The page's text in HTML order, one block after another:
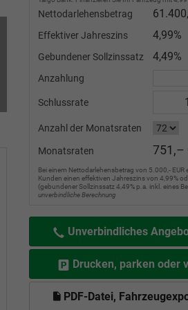
Nettodarlehensbetrag
Effektiver Jahreszins 4,99%
Gebundener Sollzinssatz 4,49%
Anzahlung
Schlussrate
Anzahl der Monatsraten
Monatsraten 751,–
Bei einem Nettodarlehensbetrag von 5.000,- EUR
Kunden einen effektiven Jahreszins von 4,99%
(gebundener Sollzinssatz 4,49% p.a. inkl. eines
unverbindliche Berechnung
Unverbindliches
Drucken, parken oder
PDF-Datei,